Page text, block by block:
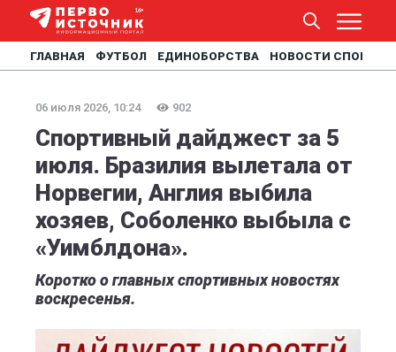
ГЛАВНАЯ ФУТБОЛ ЕДИНОБОРСТВА НОВОСТИ СПОРТА
06 июля 2026, 10:24 902
Спортивный дайджест за 5
июля. Бразилия вылетала от
Норвегии, Англия выбила
хозяев, Соболенко выбыла с
«Уимблдона».
Коротко о главных спортивных новостях
воскресенья.